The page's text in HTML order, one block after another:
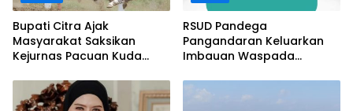
Bupati Citra Ajak
Masyarakat Saksikan
Kejurnas Pacuan Kuda
Legokjawa
RSUD Pandega
Pangandaran Keluarkan
Imbauan Waspada